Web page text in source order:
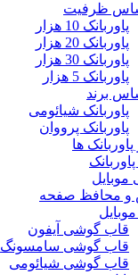
ظرفیت
پاوربانک 10 هزار
پاوربانک 20 هزار
پاوربانک 30 هزار
پاوربانک 5 هزار
برند
پاوربانک شیائومی
پاوربانک پرووان
ها
موبایل
و محافظ صفحه
قاب گوشی آیفون
قاب گوشی سامسونگ
قاب گوشی شیائومی